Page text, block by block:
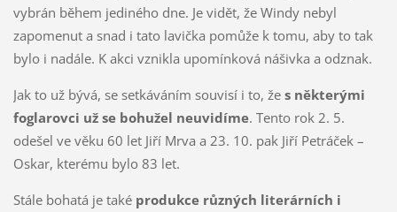
vybrán během jediného dne. Je vidět, že Windy nebyl
zapomenut a snad i tato lavička pomůže k tomu, aby to tak
bylo i nadále. K akci vznikla upomínková nášivka a odznak.
Jak to už bývá, se setkáváním souvisí i to, že s některými
foglarovci už se bohužel neuvidíme. Tento rok 2. 5.
odešel ve věku 60 let Jiří Mrva a 23. 10. pak Jiří Petráček –
Oskar, kterému bylo 83 let.
Stále bohatá je také produkce různých literárních i